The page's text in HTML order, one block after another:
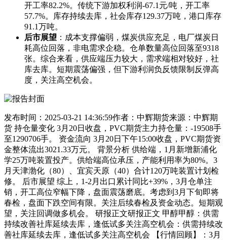
开工率82.2%。传统下游加权利润-67.1元/吨，开工率
57.7%。库存持续去库，社会库存129.37万吨，港口库存
91.1万吨。
后市展望 ：成本支撑偏弱，煤炭供应充足，电厂煤炭日
耗高位回落，非电需求企稳。仓单数量高位回落至9318
张。综合来看，供应端压力较大，需求端相对较好，社
库去库。短期震荡偏强，但下游利润负反馈限制反弹高
度，关注高空机会。
发布时间：2025-03-21 14:36:59作者：中辉期货来源：中辉期
货 持仓量变化 3月20日收盘，PVC期货主力持仓量：-19508手
至1290706手。 资金流向 3月20日下午15:00收盘，PVC期货资
金整体流出3021.33万元。 背景分析 供给端，1月新增新浦化
学25万吨装置投产。供给端高位承压，产能利用率为80%。3
月天津渤化（80）、宜宾天原（40）合计120万吨装置计划检
修。 后市展望 综上，1-2月出口累计同比+39%，3月仓单注
销，开工高位窄幅下降，盘面震荡磨底。考虑到3月下旬即将
春检，盘面下跌空间有限。关注后续春检及资金动态。短期观
望，关注回调做多机会。 研报正文研报正文 甲醇甲醇：供需
持续改善社库延续去库，逢低试多关注高空机会：供需持续改
善社库延续去库，逢低试多关注高空机会 【行情回顾】：3月